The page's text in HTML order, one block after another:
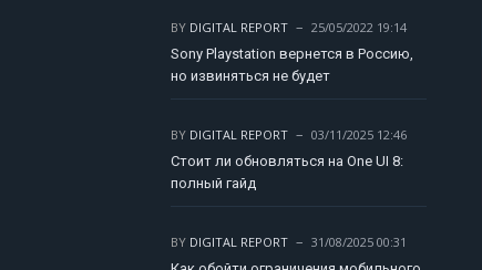
BY DIGITAL REPORT
25/05/2022 19:14
Sony Playstation вернется в Россию,
но извиняться не будет
BY DIGITAL REPORT
03/11/2025 12:46
Стоит ли обновляться на One UI 8:
полный гайд
BY DIGITAL REPORT
31/08/2025 00:31